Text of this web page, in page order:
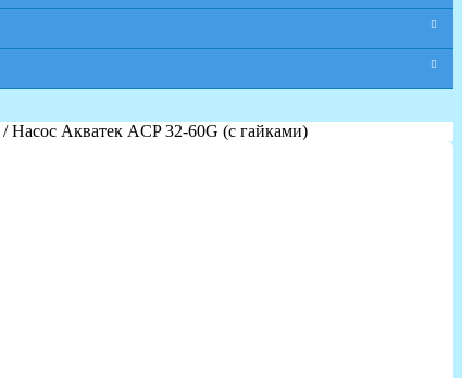
/ Насос Акватек ACP 32-60G (с гайками)